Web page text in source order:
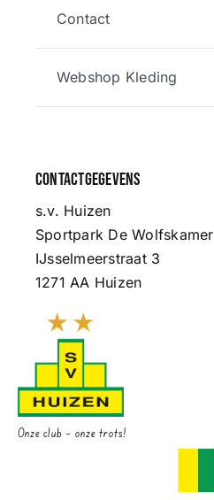
Contact
Webshop Kleding
Contactgegevens
s.v. Huizen
Sportpark De Wolfskamer
IJsselmeerstraat 3
1271 AA Huizen
Onze club – onze trots!